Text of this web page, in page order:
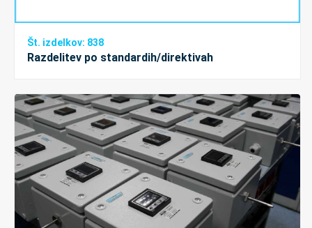
Št. izdelkov: 838
Razdelitev po standardih/direktivah